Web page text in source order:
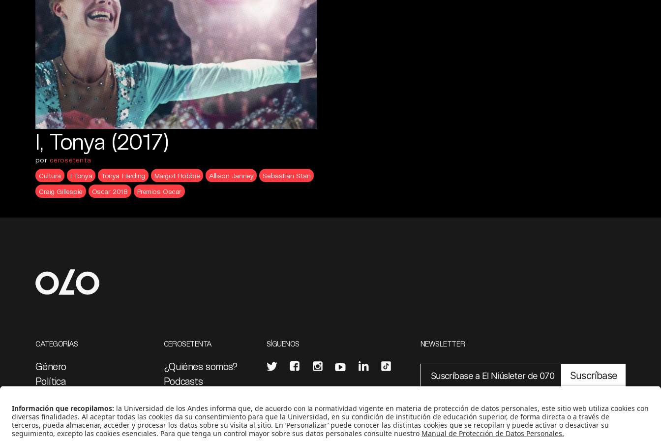
I, Tonya (2017)
por cerosetenta
Cultura
I Tonya Tonya Harding Margot Robbie Allison Janney
Sebastian Stan
Craig Gillespie
Oscar 2018 Premios Oscar
CATEGORÍAS
Género
Política
Medio ambiente
Medios y periodismo
CEROSETENTA
¿Quiénes somos?
Podcasts
Proyectos 070
SÍGUENOS
CONTÁCTANOS
cerosetenta@uniandes.edu.co
NEWSLETTER
Suscríbase